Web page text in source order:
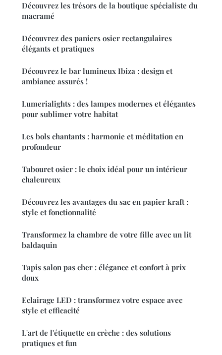
Découvrez les trésors de la boutique spécialiste du
macramé
Découvrez des paniers osier rectangulaires
élégants et pratiques
Découvrez le bar lumineux Ibiza : design et
ambiance assurés !
Lumerialights : des lampes modernes et élégantes
pour sublimer votre habitat
Les bols chantants : harmonie et méditation en
profondeur
Tabouret osier : le choix idéal pour un intérieur
chaleureux
Découvrez les avantages du sac en papier kraft :
style et fonctionnalité
Transformez la chambre de votre fille avec un lit
baldaquin
Tapis salon pas cher : élégance et confort à prix
doux
Eclairage LED : transformez votre espace avec
style et efficacité
L'art de l'étiquette en crèche : des solutions
pratiques et fun